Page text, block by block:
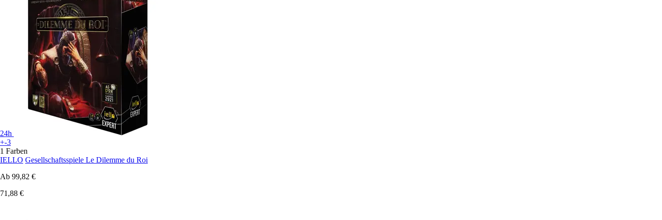
24h
+-3
1 Farben
IELLO Gesellschaftsspiele Le Dilemme du Roi
Ab 99,82 €
71,88 €